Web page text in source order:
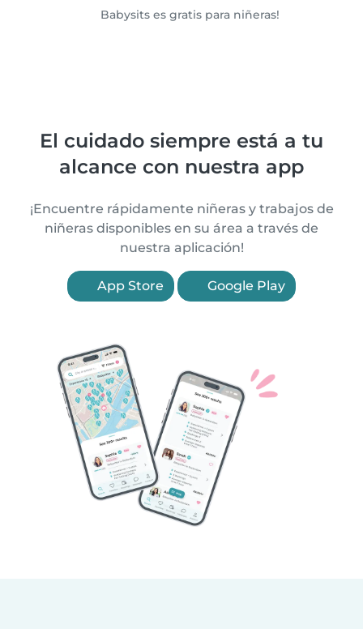
Babysits es gratis para niñeras!
El cuidado siempre está a tu
alcance con nuestra app
¡Encuentre rápidamente niñeras y trabajos de
niñeras disponibles en su área a través de
nuestra aplicación!
App Store Google Play